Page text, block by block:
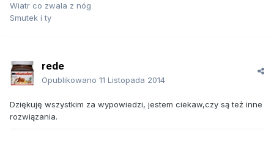
Wiatr co zwala z nóg
Smutek i ty
rede
Opublikowano 11 Listopada 2014
Dziękuję wszystkim za wypowiedzi, jestem ciekaw,czy są też inne
rozwiązania.